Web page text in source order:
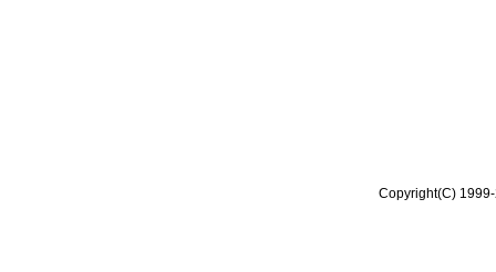
Copyright(C)